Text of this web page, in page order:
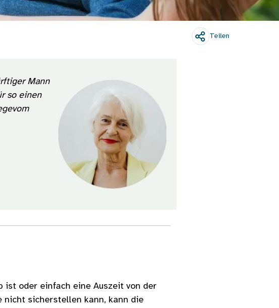
Teilen
Mann
so einen
ist oder einfach eine Auszeit von der
nicht sicherstellen kann, kann die